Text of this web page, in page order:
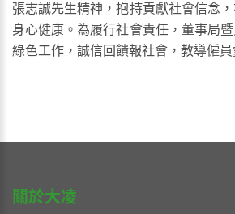
張志誠先生精神，抱持貢獻社會信念
身心健康。為履行社會責任，董事局
綠色工作，誠信回饋報社會，教導僱員
關於大凌